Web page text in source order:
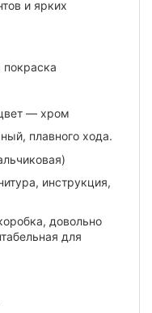
и ярких
— хром
плавного хода.
инструкция,
довольно
для